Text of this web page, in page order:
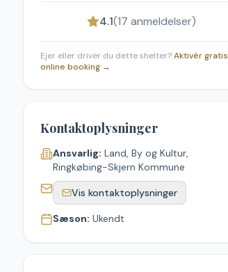
4.1(17 anmeldelser)
Ejer eller driver du dette shelter?Aktivér gratis
online booking →
Kontaktoplysninger
Ansvarlig: Land, By og Kultur,
Ringkøbing-Skjern Kommune
Vis kontaktoplysninger
Sæson: Ukendt